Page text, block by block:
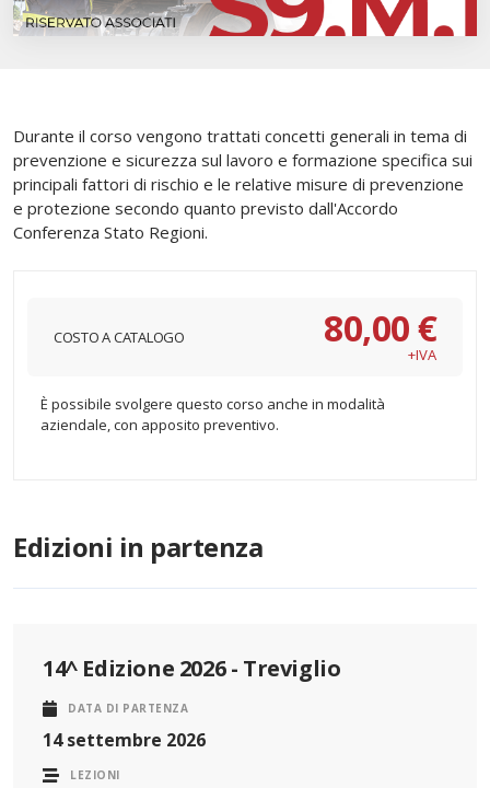
Durante il corso vengono trattati concetti generali in tema di
prevenzione e sicurezza sul lavoro e formazione specifica sui
principali fattori di rischio e le relative misure di prevenzione
e protezione secondo quanto previsto dall'Accordo
Conferenza Stato Regioni.
COSTO A CATALOGO 80,00 €
+IVA
È possibile svolgere questo corso anche in modalità
aziendale, con apposito preventivo.
Edizioni in partenza
14^ Edizione 2026 - Treviglio
DATA DI PARTENZA
14 settembre 2026
LEZIONI